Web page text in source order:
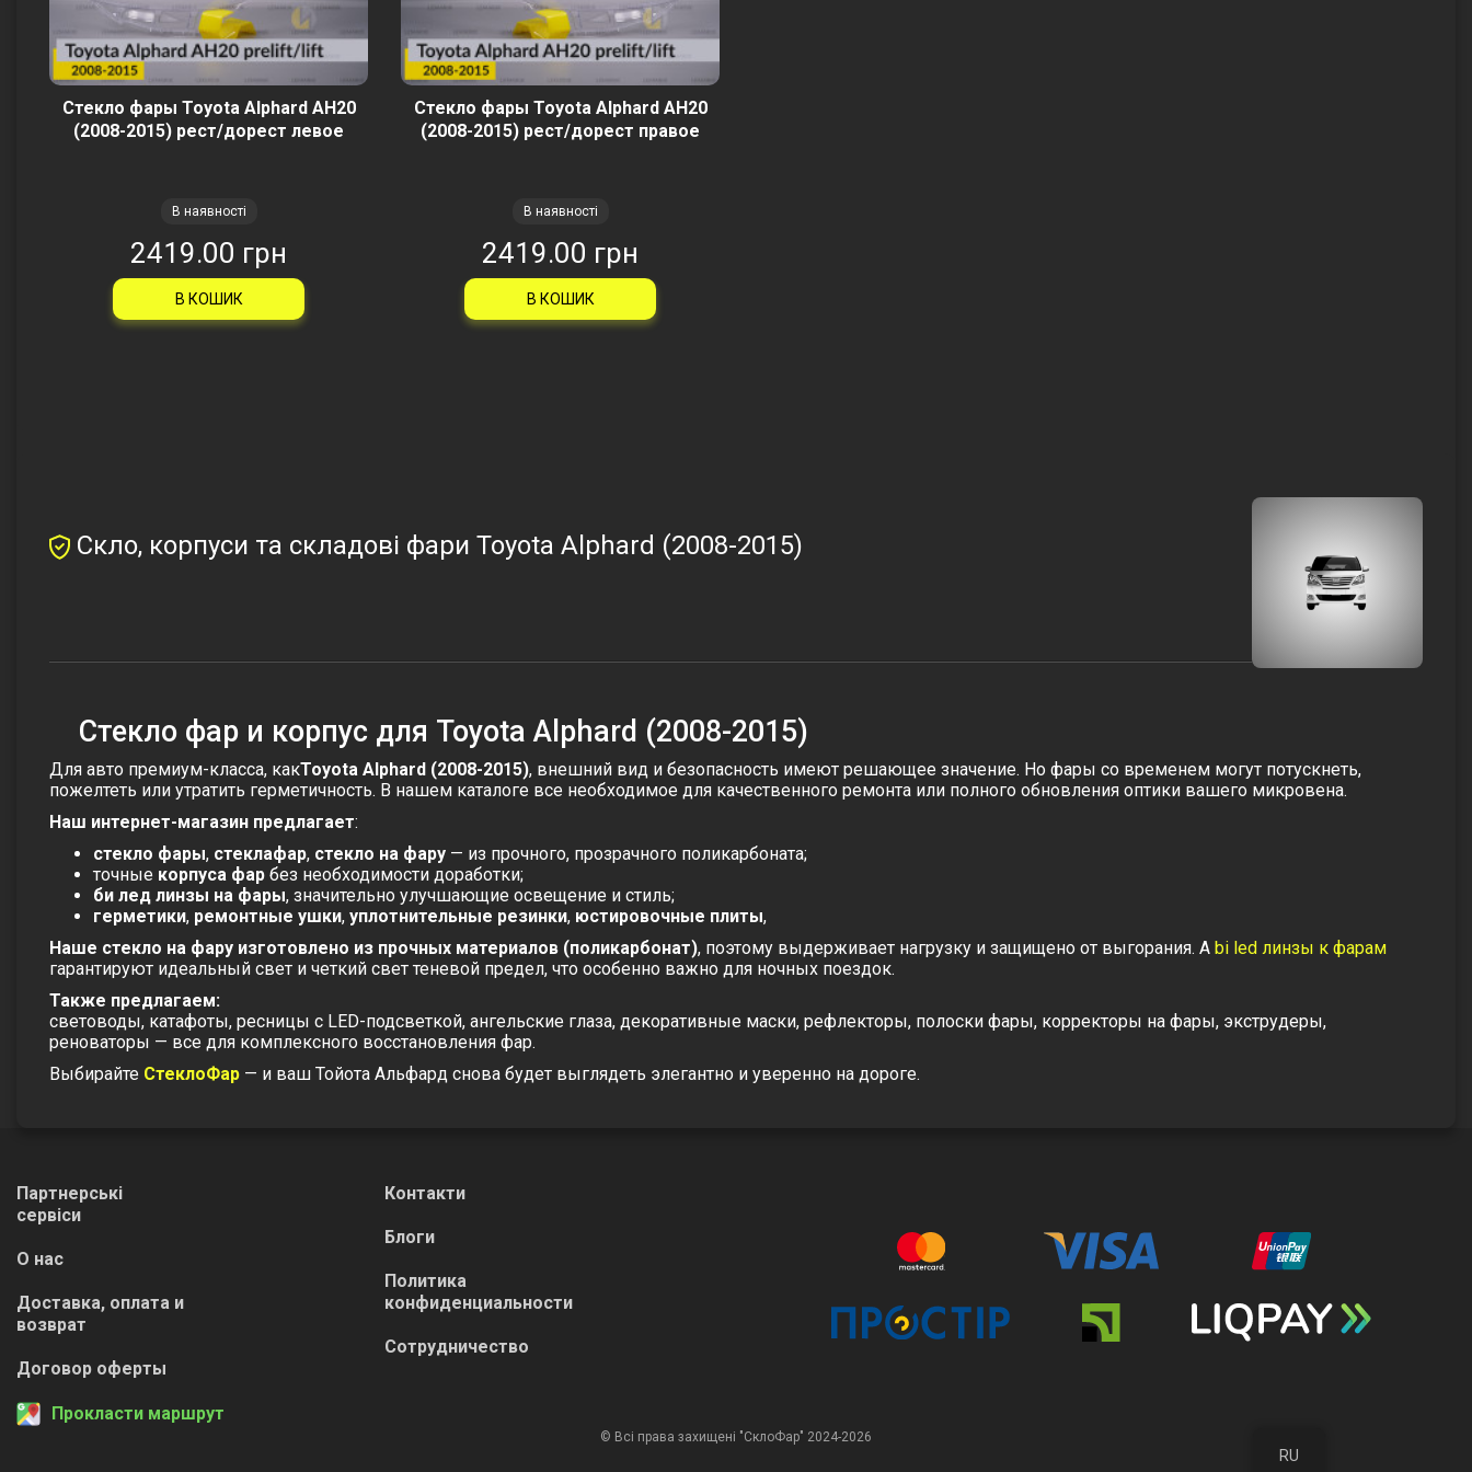
RU
Стекло фары Toyota Alphard AH20
(2008-2015) рест/дорест левое
В наявності
2419.00 грн
В КОШИК
Стекло фары Toyota Alphard AH20
(2008-2015) рест/дорест правое
В наявності
2419.00 грн
В КОШИК
Скло, корпуси та складові фари Toyota Alphard (2008-2015)
Стекло фар и корпус для Toyota Alphard (2008-2015)
Для авто премиум-класса, какToyota Alphard (2008-2015), внешний вид и безопасность имеют решающее значение. Но фары со временем могут потускнеть,
пожелтеть или утратить герметичность. В нашем каталоге все необходимое для качественного ремонта или полного обновления оптики вашего микровена.
Наш интернет-магазин предлагает:
стекло фары, стеклафар, стекло на фару — из прочного, прозрачного поликарбоната;
точные корпуса фар без необходимости доработки;
би лед линзы на фары, значительно улучшающие освещение и стиль;
герметики, ремонтные ушки, уплотнительные резинки, юстировочные плиты,
Наше стекло на фару изготовлено из прочных материалов (поликарбонат), поэтому выдерживает нагрузку и защищено от выгорания. А bi led линзы к фарам
гарантируют идеальный свет и четкий свет теневой предел, что особенно важно для ночных поездок.
Также предлагаем:
световоды, катафоты, ресницы с LED-подсветкой, ангельские глаза, декоративные маски, рефлекторы, полоски фары, корректоры на фары, экструдеры,
реноваторы — все для комплексного восстановления фар.
Выбирайте СтеклоФар — и ваш Тойота Альфард снова будет выглядеть элегантно и уверенно на дороге.
Партнерські
сервіси
О нас
Доставка, оплата и
возврат
Договор оферты
Контакти
Блоги
Политика
конфиденциальности
Сотрудничество
Прокласти маршрут
© Всі права захищені "СклоФар" 2024-2026